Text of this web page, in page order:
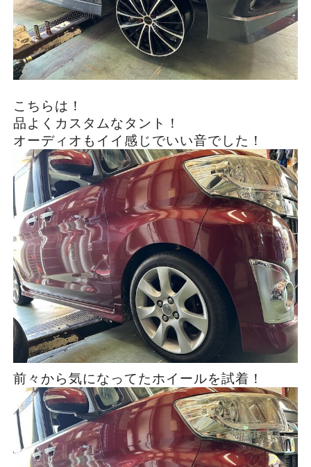
こちらは！
品よくカスタムなタント！
オーディオもイイ感じでいい音でした！
前々から気になってたホイールを試着！